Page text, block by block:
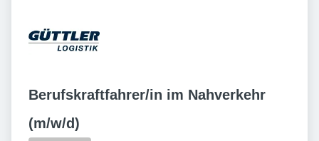
Berufskraftfahrer/in im Nahverkehr
(m/w/d)